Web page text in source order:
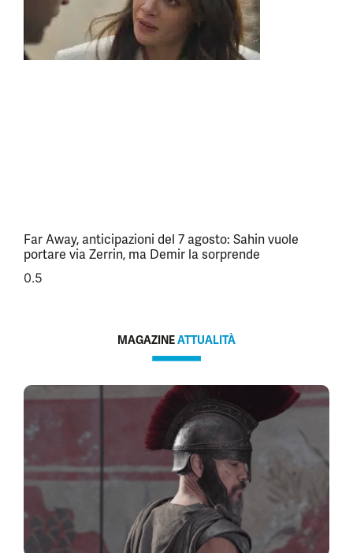
Far Away, anticipazioni del 7 agosto: Sahin vuole
portare via Zerrin, ma Demir la sorprende
MAGAZINEATTUALITÀ